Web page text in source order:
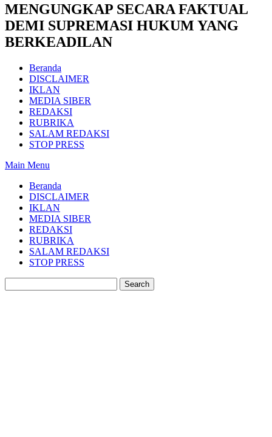
MENGUNGKAP SECARA FAKTUAL
DEMI SUPREMASI HUKUM YANG
BERKEADILAN
Beranda
DISCLAIMER
IKLAN
MEDIA SIBER
REDAKSI
RUBRIKA
SALAM REDAKSI
STOP PRESS
Main Menu
Beranda
DISCLAIMER
IKLAN
MEDIA SIBER
REDAKSI
RUBRIKA
SALAM REDAKSI
STOP PRESS